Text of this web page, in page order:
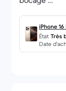
iPhone
État Très
Date